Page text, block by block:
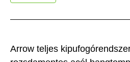
Arrow teljes